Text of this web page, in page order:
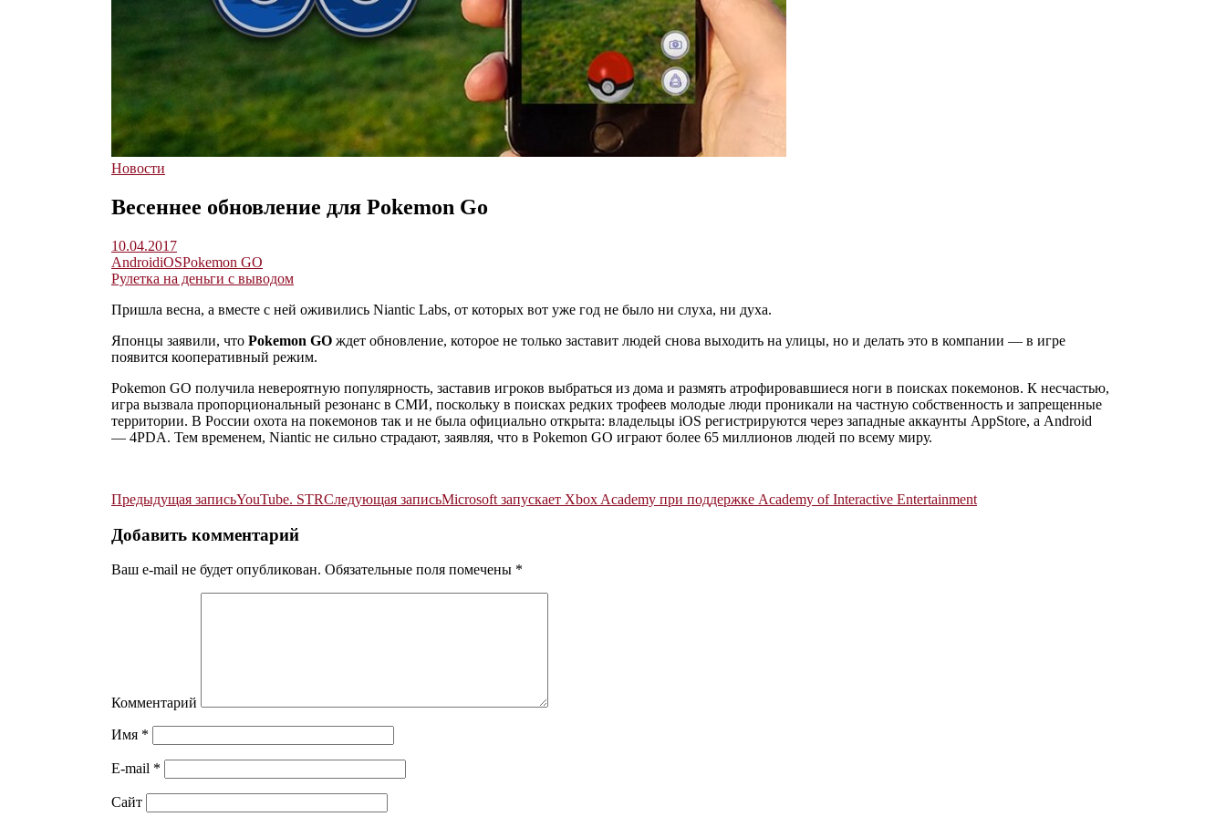
Новости
Весеннее обновление для Pokemon Go
10.04.2017
AndroidiOSPokemon GO
Рулетка на деньги с выводом
Пришла весна, а вместе с ней оживились Niantic Labs, от которых вот уже год не было ни слуха, ни духа.
Японцы заявили, что Pokemon GO ждет обновление, которое не только заставит людей снова выходить на улицы, но и делать это в компании — в игре
появится кооперативный режим.
Pokemon GO получила невероятную популярность, заставив игроков выбраться из дома и размять атрофировавшиеся ноги в поисках покемонов. К несчастью,
игра вызвала пропорциональный резонанс в СМИ, поскольку в поисках редких трофеев молодые люди проникали на частную собственность и запрещенные
территории. В России охота на покемонов так и не была официально открыта: владельцы iOS регистрируются через западные аккаунты AppStore, а Android
— 4PDA. Тем временем, Niantic не сильно страдают, заявляя, что в Pokemon GO играют более 65 миллионов людей по всему миру.
по
записям
Предыдущая записьYouTube. STRСледующая записьMicrosoft запускает Xbox Academy при поддержке Academy of Interactive Entertainment
Добавить комментарий
Ваш e-mail не будет опубликован. Обязательные поля помечены *
Комментарий
Имя *
E-mail *
Сайт